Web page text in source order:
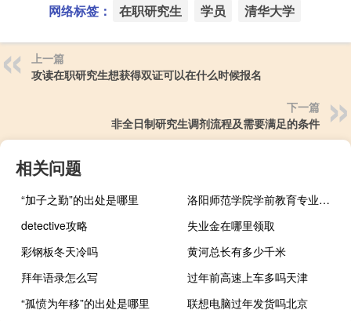
网络标签： 在职研究生 学员 清华大学
上一篇
攻读在职研究生想获得双证可以在什么时候报名
下一篇
非全日制研究生调剂流程及需要满足的条件
相关问题
“加子之勤”的出处是哪里
洛阳师范学院学前教育专业怎么样 洛阳师范学院怎么样
detective攻略
失业金在哪里领取
彩钢板冬天冷吗
黄河总长有多少千米
拜年语录怎么写
过年前高速上车多吗天津
“孤愤为年移”的出处是哪里
联想电脑过年发货吗北京